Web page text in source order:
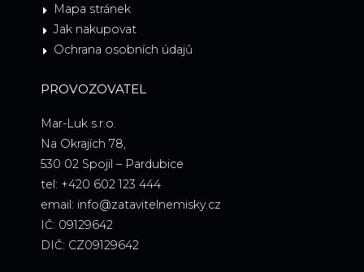
Mapa stránek
Jak nakupovat
Ochrana osobních údajů
PROVOZOVATEL
Mar-Luk s.r.o.
Na Okrajích 78,
530 02 Spojil – Pardubice
tel: +420 602 123 444
email: info@zatavitelnemisky.cz
IČ: 09129642
DIČ: CZ09129642